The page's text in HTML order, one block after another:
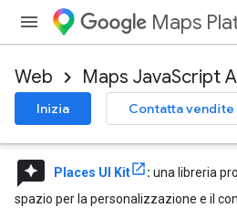
Maps
Web Maps JavaScript
Inizia Contatta vendite
reviews Places UI Kit : una libreria
spazio per la personalizzazione e il